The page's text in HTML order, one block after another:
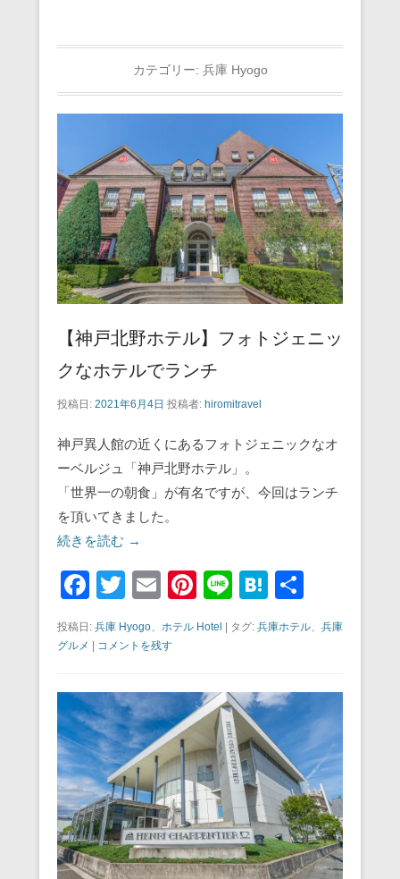
カテゴリー: 兵庫 Hyogo
【神戸北野ホテル】フォトジェニッ
クなホテルでランチ
投稿日: 2021年6月4日 投稿者: hiromitravel
神戸異人館の近くにあるフォトジェニックなオ
ーベルジュ「神戸北野ホテル」。
「世界一の朝食」が有名ですが、今回はランチ
を頂いてきました。
続きを読む →
F
a
c
b
o
o
k
T
tt
E
ail
Pi
st
Li
e
H
at
e
a
有
投稿日: 兵庫 Hyogo、 ホテル Hotel タグ: 兵庫ホテル、 兵庫
グルメ
コメントを残す